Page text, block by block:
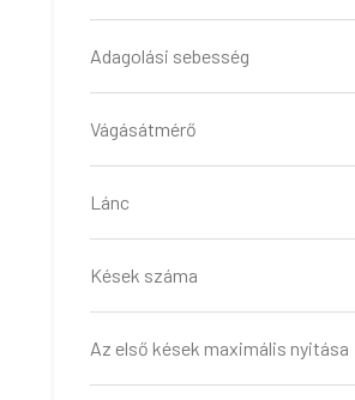
Adagolási sebesség
Vágásátmérő
Lánc
Kések száma
Az első kések maximális nyitása